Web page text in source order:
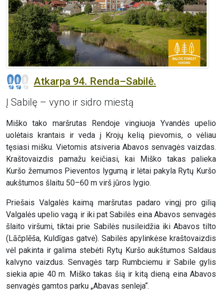
Atkarpa 94. Renda–Sabilė.
Į Sabilę – vyno ir sidro miestą
Miško tako maršrutas Rendoje vingiuoja Yvandės upelio
uolėtais krantais ir veda į Krojų kelią pievomis, o vėliau
tęsiasi mišku. Vietomis atsiveria Abavos senvagės vaizdas.
Kraštovaizdis pamažu keičiasi, kai Miško takas palieka
Kuršo žemumos Pieventos lygumą ir lėtai pakyla Rytų Kuršo
aukštumos šlaitu 50–60 m virš jūros lygio.
Priešais Valgalės kaimą maršrutas padaro vingį pro gilią
Valgalės upelio vagą ir iki pat Sabilės eina Abavos senvagės
šlaito viršumi, tiktai prie Sabilės nusileidžia iki Abavos tilto
(Lāčplēša, Kuldīgas gatvė). Sabilės apylinkėse kraštovaizdis
vėl pakinta ir galima stebėti Rytų Kuršo aukštumos Saldaus
kalvyno vaizdus. Senvagės tarp Rumbciemu ir Sabile gylis
siekia apie 40 m. Miško takas šią ir kitą dieną eina Abavos
senvagės gamtos parku „Abavas senleja“.